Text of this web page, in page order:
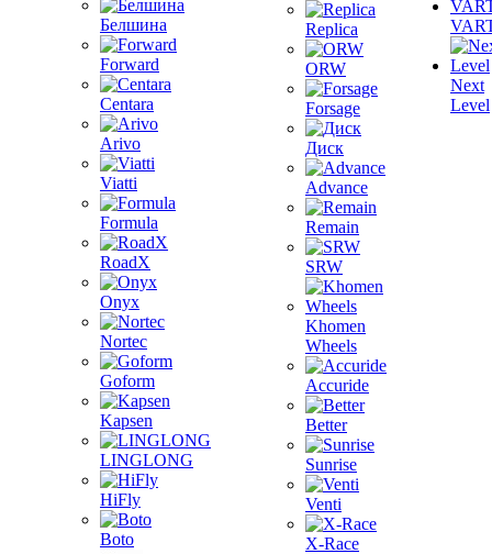
Белшина
Forward
Centara
Arivo
Viatti
Formula
RoadX
Onyx
Nortec
Goform
Kapsen
LINGLONG
HiFly
Boto
Replica
ORW
Forsage
Диск
Advance
Remain
SRW
Khomen
Wheels
Accuride
Better
Sunrise
Venti
X-Race
Next
Level